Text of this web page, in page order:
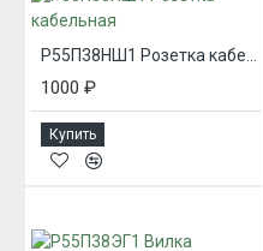
Р55П38НШ1 Розетка кабельная
1000 ₽
Купить